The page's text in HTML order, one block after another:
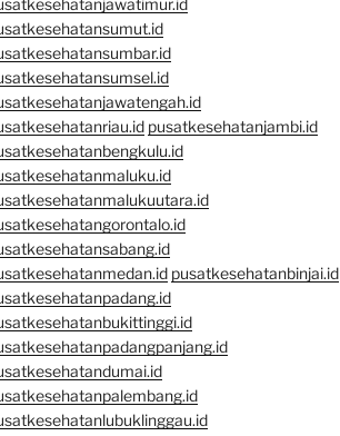
pusatkesehatanjambi.id
pusatkesehatanbinjai.id